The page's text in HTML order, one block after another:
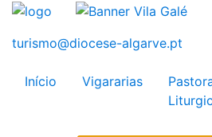
Início Vigararias